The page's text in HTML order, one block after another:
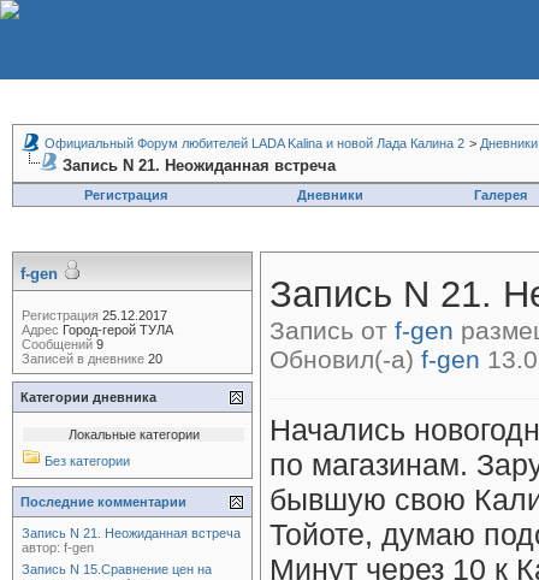
Официальный Форум любителей LADA Kalina и новой Лада Калина 2 > Дневники
Запись N 21. Неожиданная встреча
Регистрация Дневники Галерея
Запись N 21.
Запись от f-gen
Обновил(-а) f-gen
Начались
по магазинам.
бывшую свою
Тойоте, думаю
Минут через 10 к
f-gen
Регистрация 25.12.2017
Адрес Город-герой ТУЛА
Сообщений 9
Записей в дневнике 20
Категории дневника
Локальные категории
Без категории
Последние комментарии
Запись N 21. Неожиданная встреча
автор: f-gen
Запись N 15.Сравнение цен на